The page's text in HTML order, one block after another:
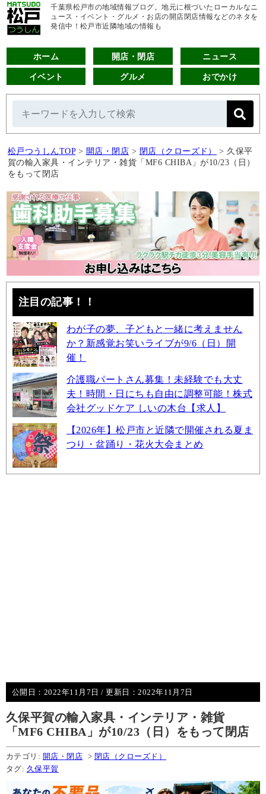
千葉県松戸市の地域情報ブログ。地元に根づいたローカルなニ
ュース・イベント・グルメ・お店の開店閉店情報などのネタを
発信中！松戸市近隣地域の情報も
ホーム 開店・閉店 ニュース
イベント グルメ おでかけ
松戸つうしんTOP > 開店・閉店 > 閉店（クローズド） > 久保平
賀の輸入家具・インテリア・雑貨「MF6 CHIBA」が10/23（日）
をもって閉店
注目の記事！！
わが子の夢、子どもと一緒に考えません
か？新感覚お笑いライブが9/6（日）開
催！
介護職パートさん募集！未経験でも大丈
夫！時間・日にちも自由に調整可能！株式
会社グッドケア しいの木台【求人】
【2026年】松戸市と近隣で開催される夏ま
つり・盆踊り・花火大会まとめ
公開日： 2022年11月7日 / 更新日：2022年11月7日
久保平賀の輸入家具・インテリア・雑貨
「MF6 CHIBA」が10/23（日）をもって閉店
カテゴリ: 開店・閉店 > 閉店（クローズド）
タグ: 久保平賀